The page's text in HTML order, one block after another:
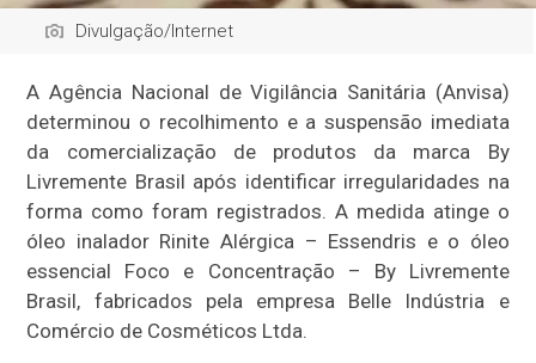
Divulgação/Internet
A Agência Nacional de Vigilância Sanitária (Anvisa)
determinou o recolhimento e a suspensão imediata
da comercialização de produtos da marca By
Livremente Brasil após identificar irregularidades na
forma como foram registrados. A medida atinge o
óleo inalador Rinite Alérgica – Essendris e o óleo
essencial Foco e Concentração – By Livremente
Brasil, fabricados pela empresa Belle Indústria e
Comércio de Cosméticos Ltda.